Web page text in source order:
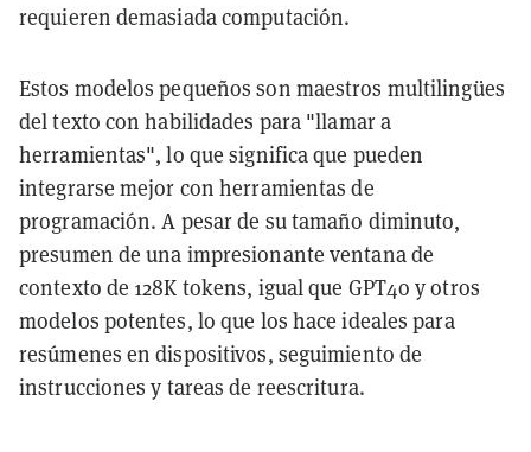
requieren demasiada computación.
Estos modelos pequeños son maestros multilingües
del texto con habilidades para "llamar a
herramientas", lo que significa que pueden
integrarse mejor con herramientas de
programación. A pesar de su tamaño diminuto,
presumen de una impresionante ventana de
contexto de 128K tokens, igual que GPT4o y otros
modelos potentes, lo que los hace ideales para
resúmenes en dispositivos, seguimiento de
instrucciones y tareas de reescritura.